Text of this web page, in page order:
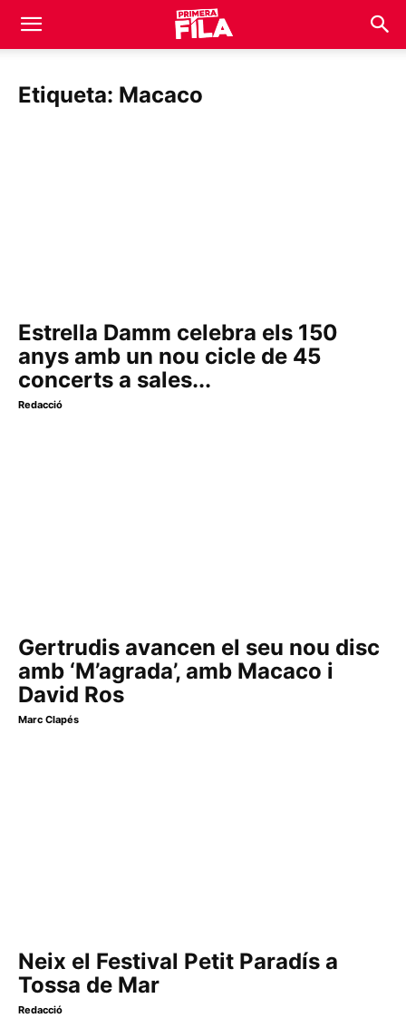
Etiqueta: Macaco
Estrella Damm celebra els 150
anys amb un nou cicle de 45
concerts a sales...
Redacció
Gertrudis avancen el seu nou disc
amb ‘M’agrada’, amb Macaco i
David Ros
Marc Clapés
Neix el Festival Petit Paradís a
Tossa de Mar
Redacció